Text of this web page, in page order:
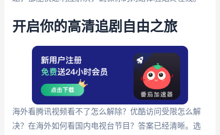
开启你的高清追剧自由之旅
海外看腾讯视频看不了怎么解除？优酷访问受限怎么解
决？在海外如何看国内电视台节目？答案已经清晰。选